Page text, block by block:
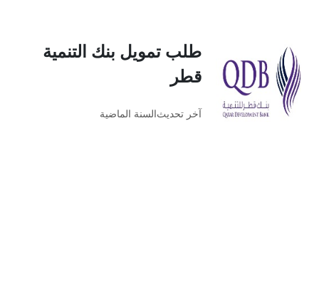
طلب تمويل بنك التنمية
قطر
آخر تحديث السنة الماضية